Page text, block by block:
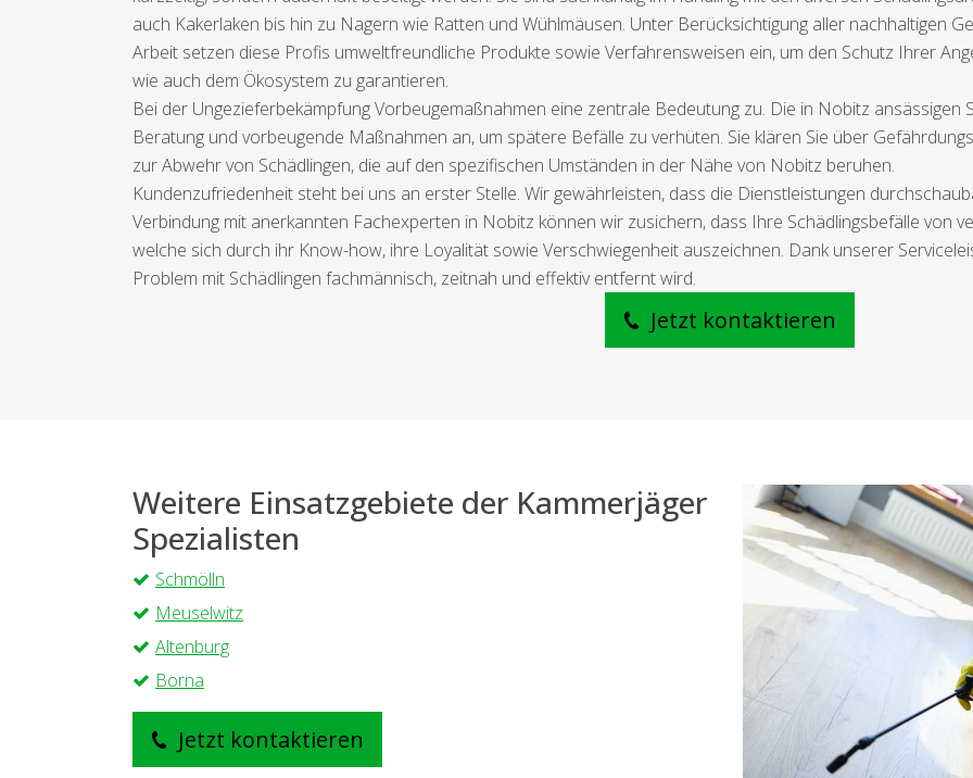
auch Kakerlaken bis hin zu Nagern wie Ratten und Wühlmäusen. Unter Berücksichtigung aller nachhaltigen
Arbeit setzen diese Profis umweltfreundliche Produkte sowie Verfahrensweisen ein, um den Schutz Ihrer
wie auch dem Ökosystem zu garantieren.
Bei der Ungezieferbekämpfung Vorbeugemaßnahmen eine zentrale Bedeutung zu. Die in Nobitz ansässigen
Beratung und vorbeugende Maßnahmen an, um spätere Befälle zu verhüten. Sie klären Sie über
zur Abwehr von Schädlingen, die auf den spezifischen Umständen in der Nähe von Nobitz beruhen.
Kundenzufriedenheit steht bei uns an erster Stelle. Wir gewährleisten, dass die Dienstleistungen
Verbindung mit anerkannten Fachexperten in Nobitz können wir zusichern, dass Ihre Schädlingsbefälle von
welche sich durch ihr Know-how, ihre Loyalität sowie Verschwiegenheit auszeichnen. Dank unserer
Problem mit Schädlingen fachmännisch, zeitnah und effektiv entfernt wird.
Jetzt kontaktieren
Weitere Einsatzgebiete der Kammerjäger
Spezialisten
Schmölln
Meuselwitz
Altenburg
Borna
Jetzt kontaktieren